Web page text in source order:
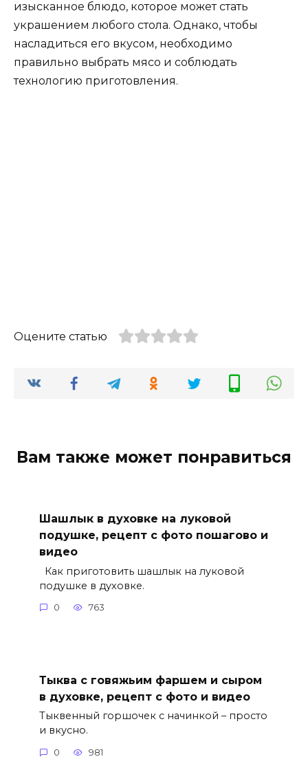
изысканное блюдо, которое может стать
украшением любого стола. Однако, чтобы
насладиться его вкусом, необходимо
правильно выбрать мясо и соблюдать
технологию приготовления.
Оцените статью
Вам также может понравиться
Шашлык в духовке на луковой
подушке, рецепт с фото пошагово и
видео
Как приготовить шашлык на луковой
подушке в духовке.
0 763
Тыква с говяжьим фаршем и сыром
в духовке, рецепт с фото и видео
Тыквенный горшочек с начинкой – просто
и вкусно.
0 981